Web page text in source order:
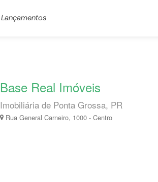
Lançamentos
Base Real Imóveis
Imobiliária de Ponta Grossa, PR
Rua General Carneiro, 1000 - Centro